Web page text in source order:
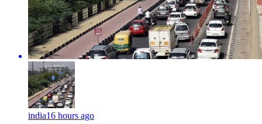
india16 hours ago